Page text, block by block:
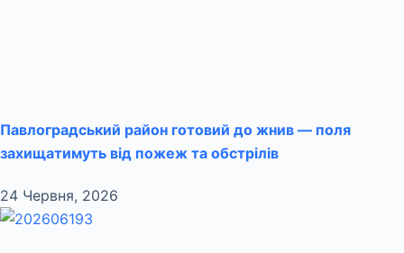
Павлоградський район готовий до жнив — поля
захищатимуть від пожеж та обстрілів
24 Червня, 2026